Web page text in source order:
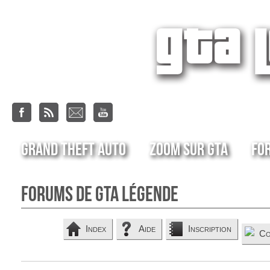
Grand Theft Auto Zoom sur GTA
Forums de GTA Légende
Index Aide Inscription